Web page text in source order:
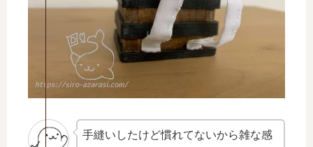
手縫いしたけど慣れてないから雑な感